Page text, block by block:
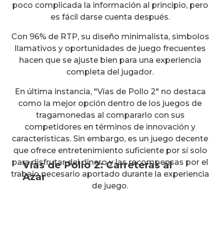
Vías de Pollo 2: Carreteras al
Azar
poco complicada la información al principio, pero
es fácil darse cuenta después.
Con 96% de RTP, su diseño minimalista, simbolos
llamativos y oportunidades de juego frecuentes
hacen que se ajuste bien para una experiencia
completa del jugador.
En última instancia, "Vías de Pollo 2" no destaca
como la mejor opción dentro de los juegos de
tragamonedas al compararlo con sus
competidores en términos de innovación y
características. Sin embargo, es un juego decente
que ofrece entretenimiento suficiente por sí solo
para disfrutar del dinero y las recompensas por el
trabajo necesario aportado durante la experiencia
de juego.